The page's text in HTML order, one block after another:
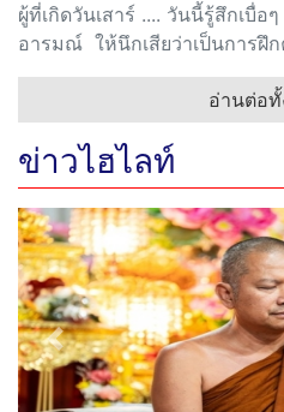
ผู้ที่เกิดวันเสาร์ .... วันนี้รู้สึกเบื่อ
อารมณ์ ให้นึกเสียว่าเป็นการฝึ
อ่านต่อ
ข่าวไฮไลท์
Previous